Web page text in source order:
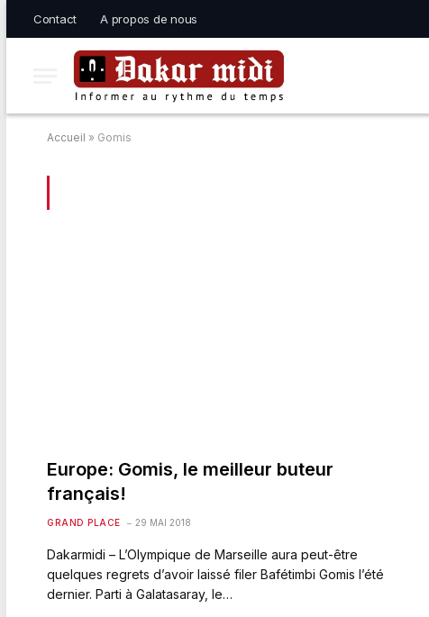
Contact A propos de nous
Accueil » Gomis
Europe: Gomis, le meilleur buteur
français!
GRAND PLACE 29 MAI 2018
Dakarmidi – L’Olympique de Marseille aura peut-être
quelques regrets d’avoir laissé filer Bafétimbi Gomis l’été
dernier. Parti à Galatasaray, le…